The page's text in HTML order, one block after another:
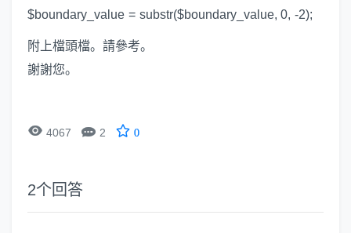
$boundary_value = substr($boundary_value, 0, -2);
附上檔頭檔。請參考。
謝謝您。
 4067  2 0
2个回答